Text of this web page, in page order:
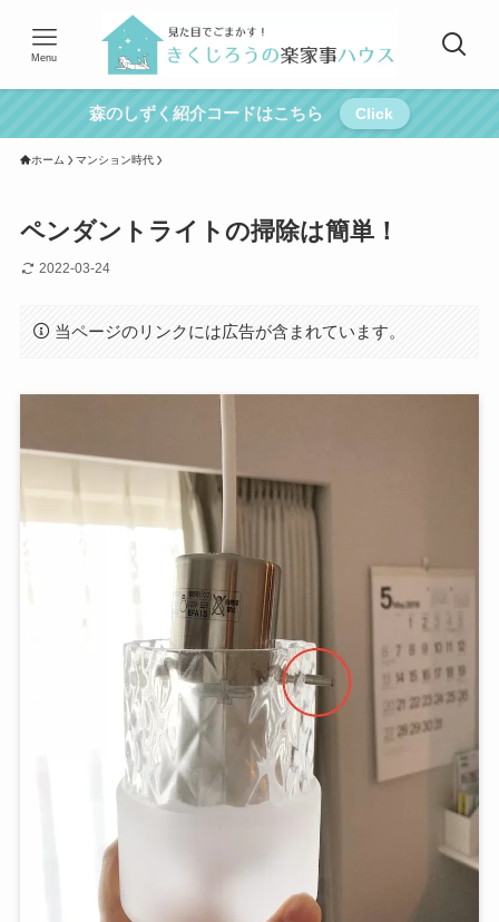
Menu
森のしずく紹介コードはこちら Click
ホーム マンション時代
ペンダントライトの掃除は簡単！
2022-03-24
当ページのリンクには広告が含まれています。